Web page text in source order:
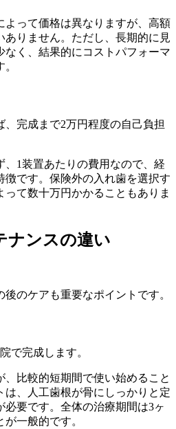
よって価格は異なりますが、高額
ありません。ただし、長期的に見
なく、結果的にコストパフォーマ
完成まで2万円程度の自己負担
、1装置あたりの費用なので、経
徴です。保険外の入れ歯を選択す
って数十万円かかることもありま
ナンスの違い
のケアも重要なポイントです。
で完成します。
、比較的短期間で使い始めること
は、人工歯根が骨にしっかりと定
要です。全体の治療期間は3ヶ
一般的です。